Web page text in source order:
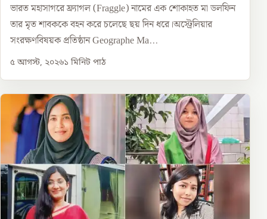
ভারত মহাসাগরে ফ্র্যাগল (Fraggle) নামের এক শোকাহত মা ডলফিন
তার মৃত শাবককে বহন করে চলেছে ছয় দিন ধরে।অস্ট্রেলিয়ার
সংরক্ষণবিষয়ক প্রতিষ্ঠান Geographe Ma...
৫ আগস্ট, ২০২৬১ মিনিট পাঠ